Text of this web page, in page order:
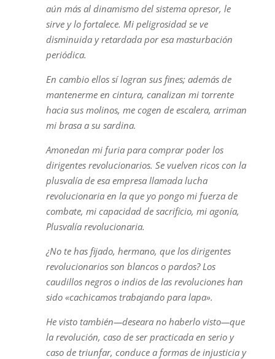
aún más al dinamismo del sistema opresor, le
sirve y lo fortalece. Mi peligrosidad se ve
disminuida y retardada por esa masturbación
periódica.
En cambio ellos sí logran sus fines; además de
mantenerme en cintura, canalizan mi torrente
hacia sus molinos, me cogen de escalera, arriman
mi brasa a su sardina.
Amonedan mi furia para comprar poder los
dirigentes revolucionarios. Se vuelven ricos con la
plusvalía de esa empresa llamada lucha
revolucionaria en la que yo pongo mi fuerza de
combate, mi capacidad de sacrificio, mi agonía,
Plusvalía revolucionaria.
¿No te has fijado, hermano, que los dirigentes
revolucionarios son blancos o pardos? Los
caudillos negros o indios de las revoluciones han
sido «cachicamos trabajando para lapa».
He visto también—deseara no haberlo visto—que
la revolución, caso de ser practicada en serio y
caso de triunfar, conduce a formas de injusticia y